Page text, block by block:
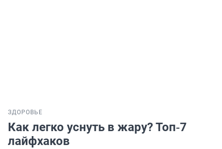
ЗДОРОВЬЕ
Как легко уснуть в жару? Топ‑7
лайфхаков